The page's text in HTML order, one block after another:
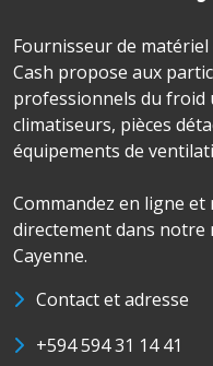
Fournisseur de
Cash propose aux
professionnels du froid
climatiseurs, pièces
équipements de
Commandez en ligne
directement dans notre
Cayenne.
Contact et adresse
+594 594 31 14 41